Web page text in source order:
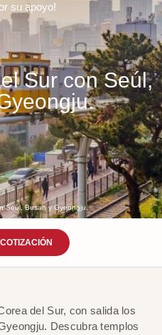
Sur con Seúl,
Seúl, Busan y Gyeongju.
su apoyo!
del Sur, con salida los
Descubra templos